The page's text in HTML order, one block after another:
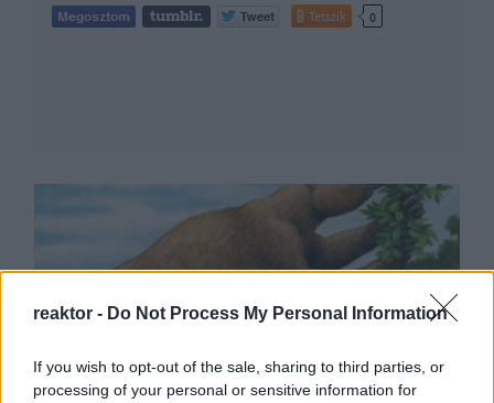
reaktor - Do Not Process My Personal Information
If you wish to opt-out of the sale, sharing to third parties, or
processing of your personal or sensitive information for
Tetszik 0